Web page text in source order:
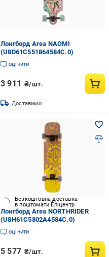
Лонгборд Area NAOMI
(U8D61C551864584C.0)
оцінити
3 911 ₴/шт.
Доставимо
Безкоштовна доставка
в поштомати Епіцентр
Лонгборд Area NORTHRIDER
(U8H61C5802A4584C.0)
оцінити
5 577 ₴/шт.